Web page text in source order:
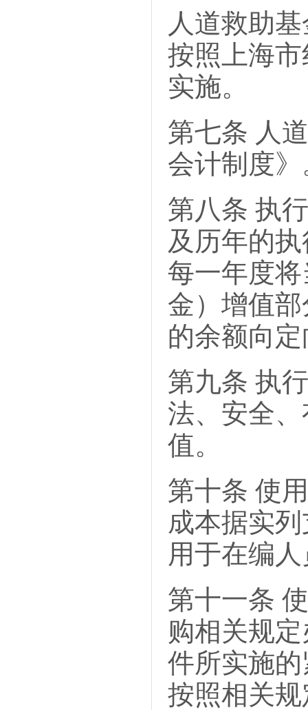
人道救助
按照上海
实施。
第七条 人
会计制度》
第八条 执
及历年的
每一年度
金）增值
的余额向
第九条 执
法、安全
值。
第十条 使
成本据实
用于在编
第十一条
购相关规
件所实施
按照相关